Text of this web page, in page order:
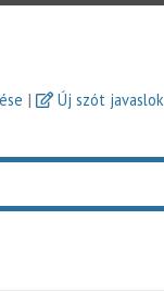
| Új szót